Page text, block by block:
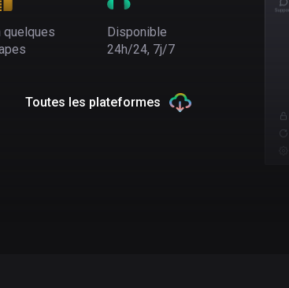
quelques
Disponible
24h/24, 7j/7
Toutes les plateformes